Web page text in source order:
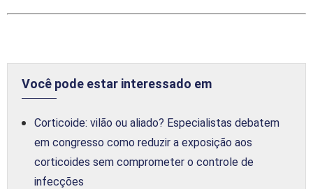
Você pode estar interessado em
Corticoide: vilão ou aliado? Especialistas debatem
em congresso como reduzir a exposição aos
corticoides sem comprometer o controle de
infecções